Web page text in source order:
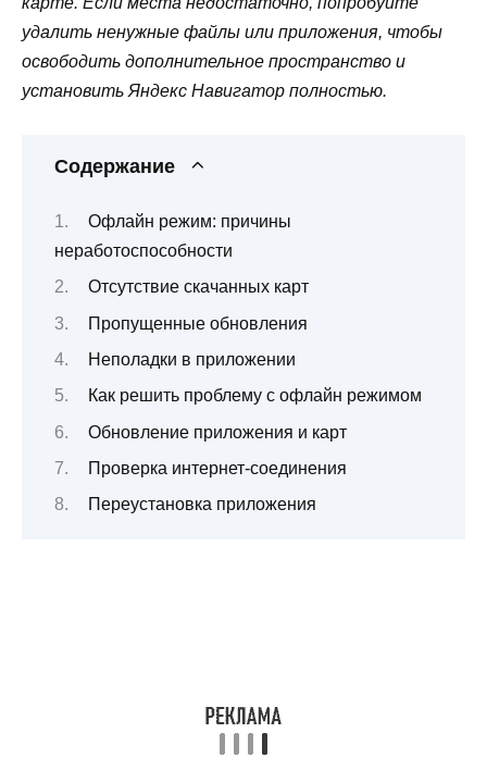
удалить ненужные файлы или приложения, чтобы
освободить дополнительное пространство и
установить Яндекс Навигатор полностью.
Содержание
Офлайн режим: причины
неработоспособности
Отсутствие скачанных карт
Пропущенные обновления
Неполадки в приложении
Как решить проблему с офлайн режимом
Обновление приложения и карт
Проверка интернет-соединения
Переустановка приложения